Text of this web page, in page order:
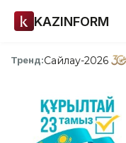
KAZINFORM
Тренд:Сайлау-2026